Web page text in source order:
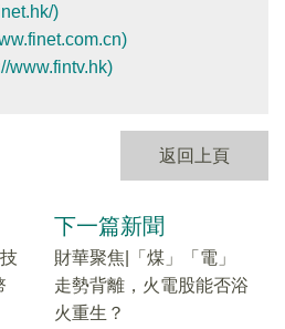
)
www.fintv.hk)
返回上頁
下一篇新聞
財華聚焦|「煤」「電」
走勢背離，火電股能否浴
火重生？